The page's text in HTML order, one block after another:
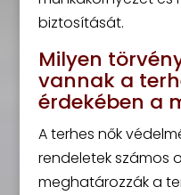
biztosítását.
Milyen
vannak a
érdekében a
A terhes nők
rendeletek számos
meghatározzák a